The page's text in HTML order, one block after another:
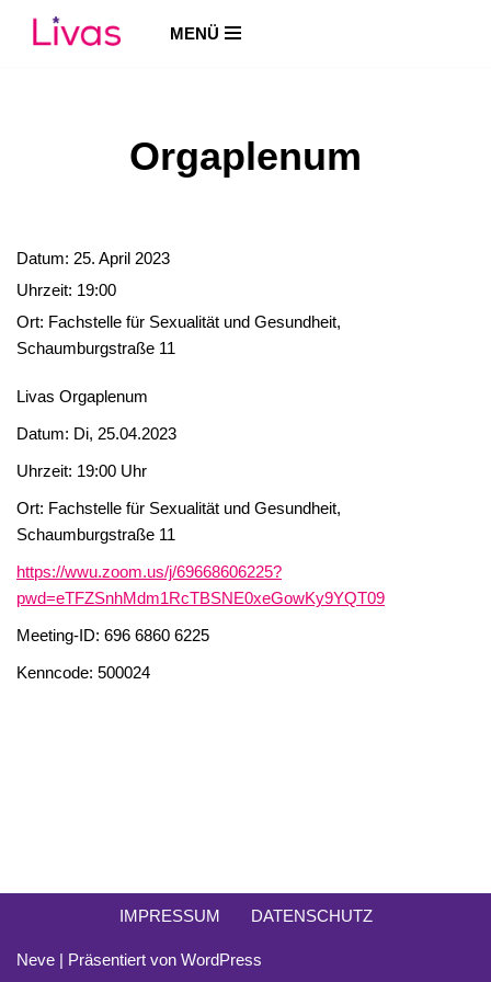
MENÜ
Orgaplenum
Datum: 25. April 2023
Uhrzeit: 19:00
Ort: Fachstelle für Sexualität und Gesundheit,
Schaumburgstraße 11
Livas Orgaplenum
Datum: Di, 25.04.2023
Uhrzeit: 19:00 Uhr
Ort: Fachstelle für Sexualität und Gesundheit,
Schaumburgstraße 11
https://wwu.zoom.us/j/69668606225?
pwd=eTFZSnhMdm1RcTBSNE0xeGowKy9YQT09
Meeting-ID: 696 6860 6225
Kenncode: 500024
IMPRESSUM DATENSCHUTZ
Neve | Präsentiert von WordPress